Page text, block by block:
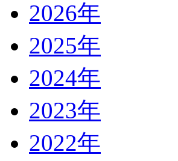
2026年
2025年
2024年
2023年
2022年